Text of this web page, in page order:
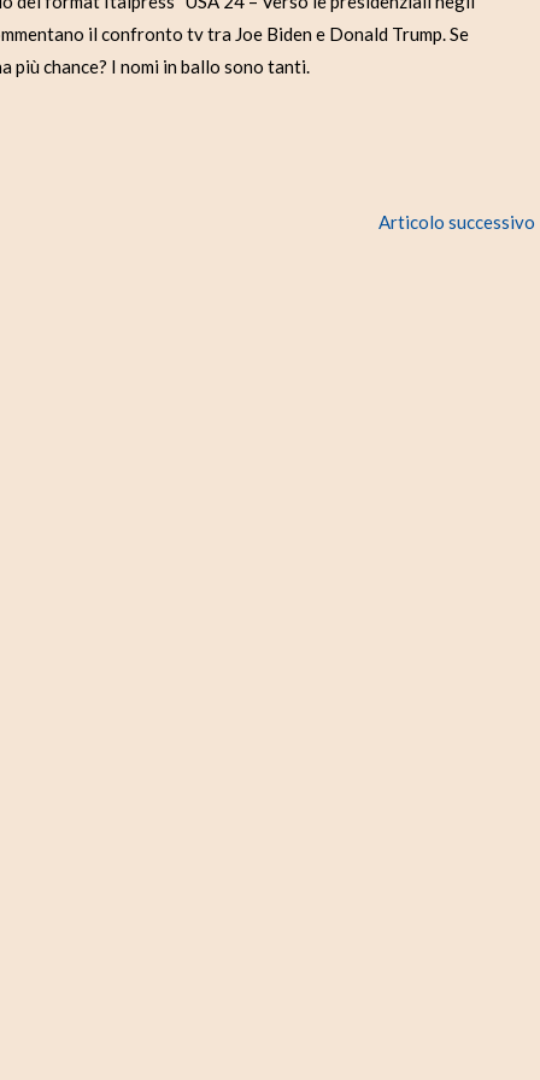
il confronto tv tra Joe Biden e Donald Trump. Se
più chance? I nomi in ballo sono tanti.
Articolo successivo